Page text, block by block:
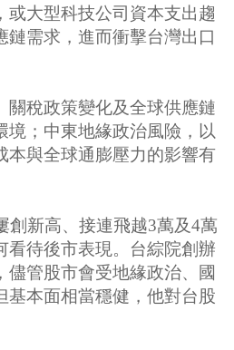
或大型科技公司資本支出趨
鏈需求，進而衝擊台灣出口
關稅政策變化及全球供應鏈
境；中東地緣政治風險，以
本與全球通膨壓力的影響有
創新高、接連飛越3萬及4萬
看待後市表現。台綜院創辦
儘管股市會受地緣政治、國
基本面相當穩健，他對台股